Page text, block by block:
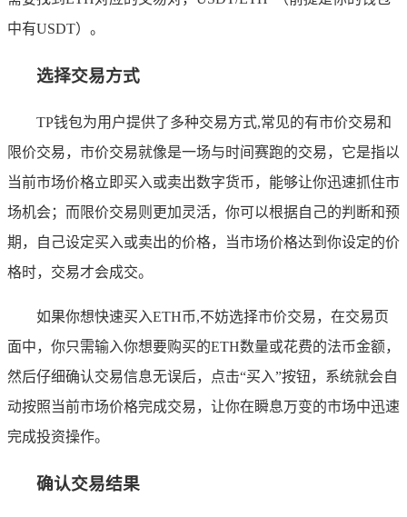
中有USDT）。
选择交易方式
TP钱包为用户提供了多种交易方式,常见的有市价交易和
限价交易，市价交易就像是一场与时间赛跑的交易，它是指以
当前市场价格立即买入或卖出数字货币，能够让你迅速抓住市
场机会；而限价交易则更加灵活，你可以根据自己的判断和预
期，自己设定买入或卖出的价格，当市场价格达到你设定的价
格时，交易才会成交。
如果你想快速买入ETH币,不妨选择市价交易，在交易页
面中，你只需输入你想要购买的ETH数量或花费的法币金额，
然后仔细确认交易信息无误后，点击“买入”按钮，系统就会自
动按照当前市场价格完成交易，让你在瞬息万变的市场中迅速
完成投资操作。
确认交易结果